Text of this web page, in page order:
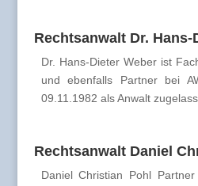
Rechtsanwalt Dr. Hans-
Dr. Hans-Dieter Weber ist
und ebenfalls Partner bei
09.11.1982 als Anwalt
Rechtsanwalt Daniel
Daniel Christian Pohl